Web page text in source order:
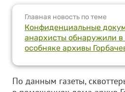
Главная новость по теме
Конфиденциальные
анархисты обнаружили в
особняке архивы
По данным газеты,